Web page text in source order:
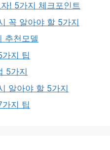
! 5가지 체크포인트
꼭 알아야 할 5가지
추천모델
지 팁
5가지
알아야 할 5가지
지 팁